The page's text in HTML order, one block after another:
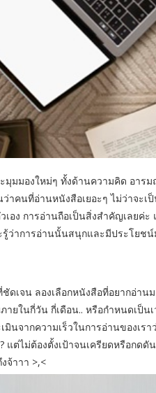
มุมมองใหม่ๆ ทั้งด้านความคิด อา
าคนที่อ่านหนังสือเยอะๆ ไม่ว่าจะ
ง การอ่านถือเป็นสิ่งสำคัญเลยค่ะ
รู้ว่าการอ่านนั้นสนุกและมีประโยช
ดเจน ลองเลือกหนังสือที่อยากอ่าน
ายในกี่วัน กี่เดือน.. หรือกำหนดเป็
นจากความเร็วในการอ่านของเร
แต่ไม่ต้องตั้งเป้าจนเครียดหรือกด
จ้าาา >,<